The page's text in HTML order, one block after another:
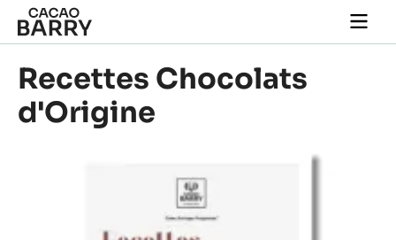
Skip to main content
main
Recettes Chocolats
d'Origine